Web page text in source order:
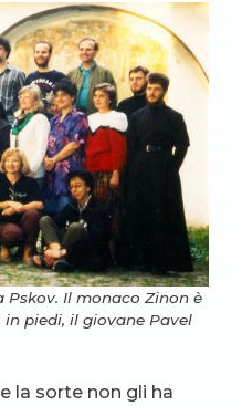
Il monaco Zinon è
in piedi, il giovane Pavel
la sorte non gli ha